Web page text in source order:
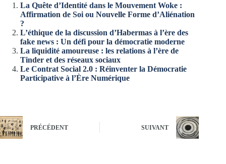
La Quête d’Identité dans le Mouvement Woke :
Affirmation de Soi ou Nouvelle Forme d’Aliénation
?
L’éthique de la discussion d’Habermas à l’ère des
fake news : Un défi pour la démocratie moderne
La liquidité amoureuse : les relations à l’ère de
Tinder et des réseaux sociaux
Le Contrat Social 2.0 : Réinventer la Démocratie
Participative à l’Ère Numérique
PRÉCÉDENT SUIVANT